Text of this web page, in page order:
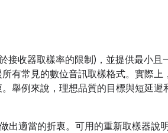
接收器取樣率的限制)，並提供最小且
有常見的數位音訊取樣格式。實際上
舉例來說，理想品質的目標與短延遲
出適當的折衷。可用的重新取樣器說